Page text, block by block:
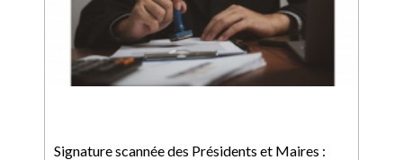
Signature scannée des Présidents et Maires :